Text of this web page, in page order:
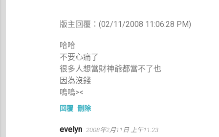
版主回覆：(02/11/2008 11:06:28 PM)
哈哈
不要心痛了
很多人想當財神爺都當不了也
因為沒錢
嗚嗚><
回覆 刪除
evelyn 2008年2月11日 上午11:23